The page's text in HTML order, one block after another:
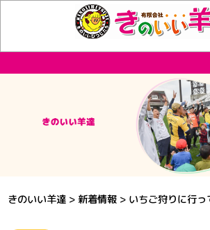
きのいい羊達 > 新着情報 > いちご狩りに行